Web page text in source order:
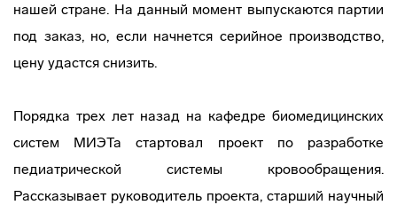
нашей стране. На данный момент выпускаются партии
под заказ, но, если начнется серийное производство,
цену удастся снизить.
Порядка трех лет назад на кафедре биомедицинских
систем МИЭТа стартовал проект по разработке
педиатрической системы кровообращения.
Рассказывает руководитель проекта, старший научный